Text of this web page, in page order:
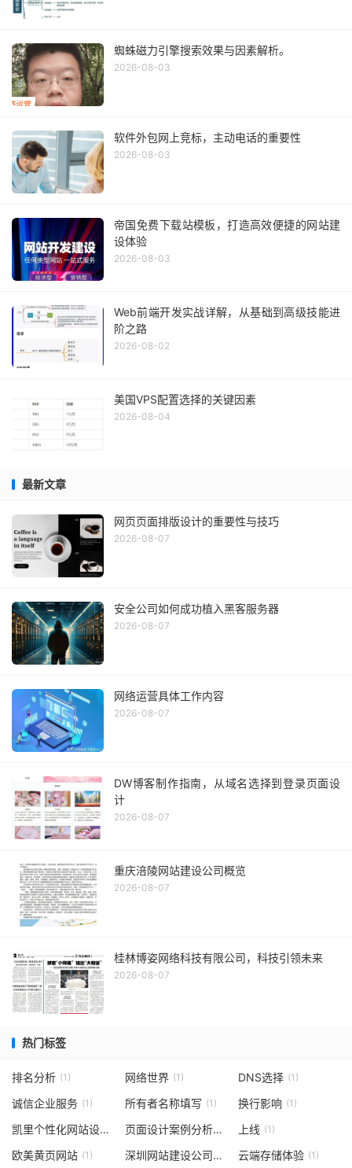
蜘蛛磁力引擎搜索效果与因素解析。
2026-08-03
软件外包网上竞标，主动电话的重要性
2026-08-03
帝国免费下载站模板，打造高效便捷的网站建
设体验
2026-08-03
Web前端开发实战详解，从基础到高级技能进
阶之路
2026-08-02
美国VPS配置选择的关键因素
2026-08-04
最新文章
网页页面排版设计的重要性与技巧
2026-08-07
安全公司如何成功植入黑客服务器
2026-08-07
网络运营具体工作内容
2026-08-07
DW博客制作指南，从域名选择到登录页面设
计
2026-08-07
重庆涪陵网站建设公司概览
2026-08-07
桂林博姿网络科技有限公司，科技引领未来
2026-08-07
热门标签
排名分析 (1) 网络世界 (1) DNS选择 (1)
诚信企业服务 (1) 所有者名称填写 (1) 换行影响 (1)
凯里个性化网站设计 页面设计案例分析
(1) 上线 (1)
欧美黄页网站 (1) 深圳网站建设公司
(1) 云端存储体验 (1)